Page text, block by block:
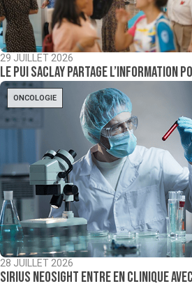
29 JUILLET 2026
Le PUI Saclay partage l’information
ONCOLOGIE
28 JUILLET 2026
Sirius NeoSight entre en clinique